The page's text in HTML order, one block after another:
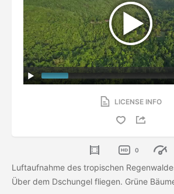
LICENSE INFO
0
Luftaufnahme des tropischen
Über dem Dschungel fliegen. Grüne